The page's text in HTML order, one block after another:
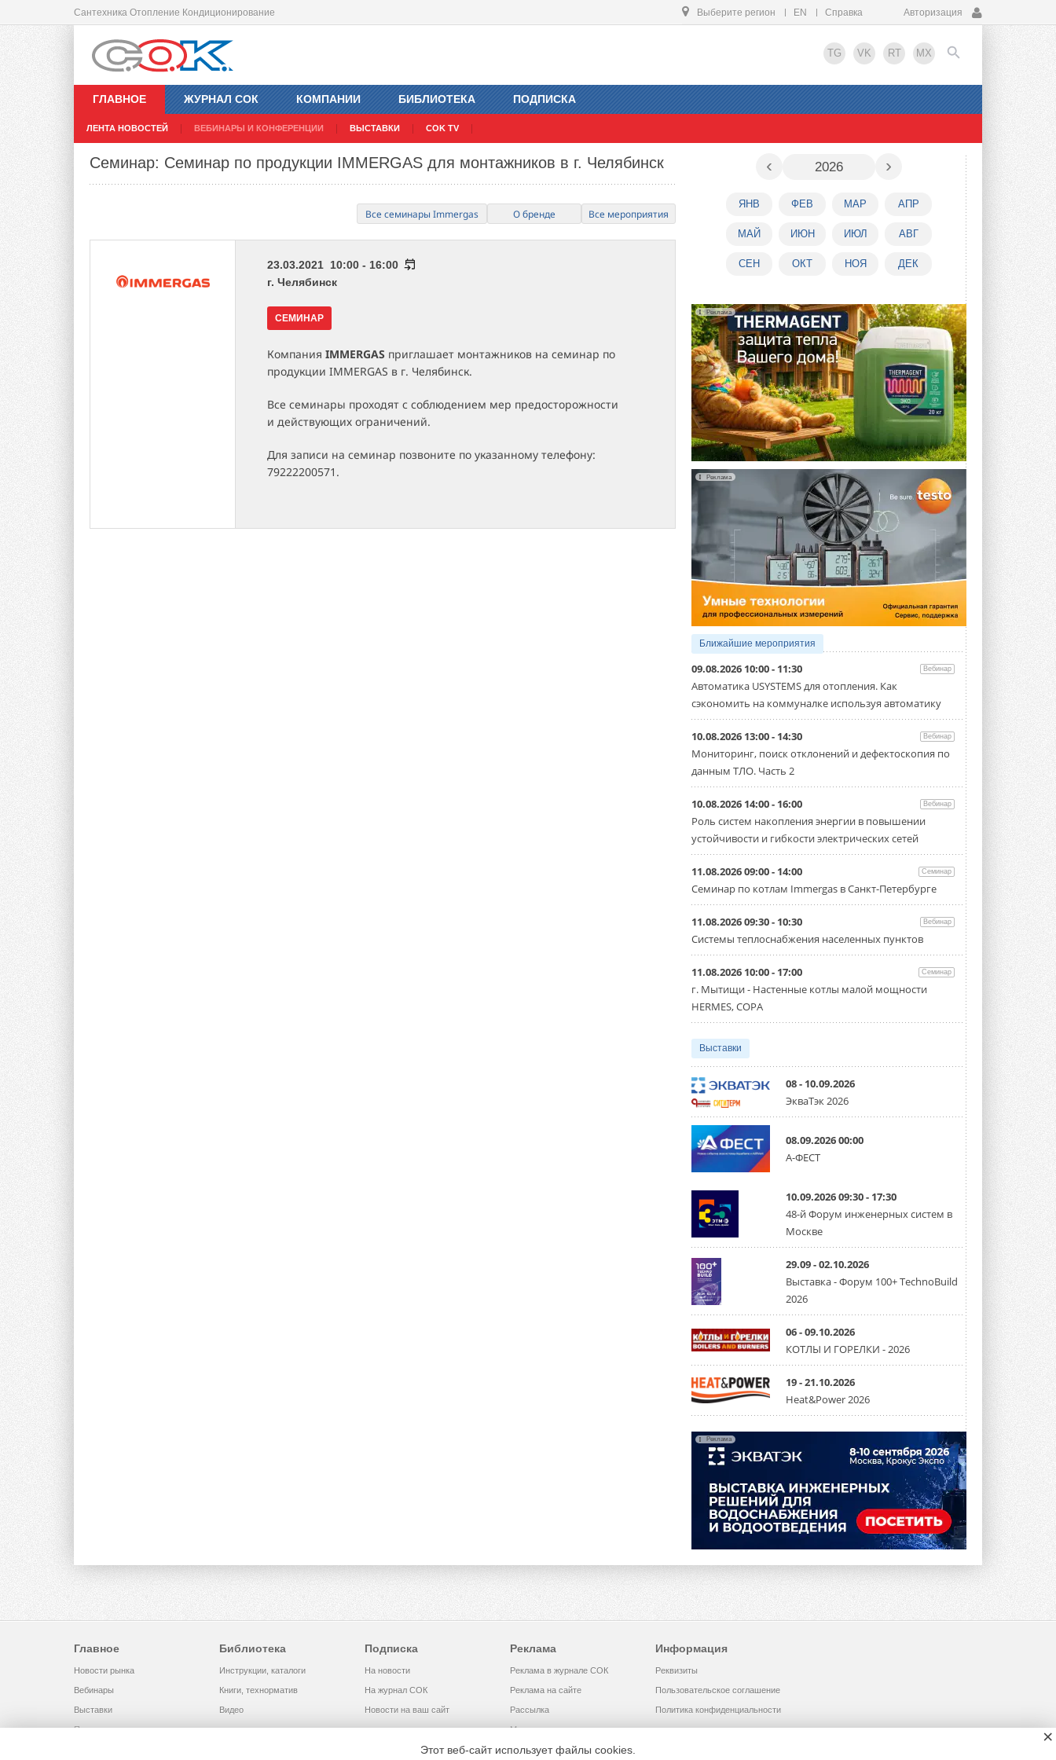
Сантехника Отопление Кондиционирование Выберите регион EN Справка Авторизация
TG VK RT MX
ГЛАВНОЕ
ЛЕНТА НОВОСТЕЙ ВЕБИНАРЫ И КОНФЕРЕНЦИИ ВЫСТАВКИ COK TV
ЖУРНАЛ СОК КОМПАНИИ БИБЛИОТЕКА ПОДПИСКА
EN
Семинар: Семинар по продукции IMMERGAS для монтажников в г. Челябинск
Все семинары Immergas О бренде Все мероприятия
23.03.2021 10:00 - 16:00
г. Челябинск
СЕМИНАР
Компания IMMERGAS приглашает монтажников на семинар по
продукции IMMERGAS в г. Челябинск.
Все семинары проходят с соблюдением мер предосторожности
и действующих ограничений.
Для записи на семинар позвоните по указанному телефону:
79222200571.
‹ 2026 ›
ЯНВ ФЕВ МАР АПР
МАЙ ИЮН ИЮЛ АВГ
СЕН ОКТ НОЯ ДЕК
Реклама
Реклама
Ближайшие мероприятия
09.08.2026 10:00 - 11:30 Вебинар
Автоматика USYSTEMS для отопления. Как
сэкономить на коммуналке используя автоматику
10.08.2026 13:00 - 14:30 Вебинар
Мониторинг, поиск отклонений и дефектоскопия по
данным ТЛО. Часть 2
10.08.2026 14:00 - 16:00 Вебинар
Роль систем накопления энергии в повышении
устойчивости и гибкости электрических сетей
11.08.2026 09:00 - 14:00 Семинар
Семинар по котлам Immergas в Санкт-Петербурге
11.08.2026 09:30 - 10:30 Вебинар
Системы теплоснабжения населенных пунктов
11.08.2026 10:00 - 17:00 Семинар
г. Мытищи - Настенные котлы малой мощности
HERMES, COPA
Выставки
08 - 10.09.2026
ЭкваТэк 2026
08.09.2026 00:00
А-ФЕСТ
10.09.2026 09:30 - 17:30
48-й Форум инженерных систем в
Москве
29.09 - 02.10.2026
Выставка - Форум 100+ TechnoBuild
2026
06 - 09.10.2026
КОТЛЫ И ГОРЕЛКИ - 2026
19 - 21.10.2026
Heat&Power 2026
Реклама
Главное
Новости рынка
Вебинары
Выставки
Помощь
Библиотека
Инструкции, каталоги
Книги, технорматив
Видео
Подписка
На новости
На журнал СОК
Новости на ваш сайт
Реклама
Реклама в журнале СОК
Реклама на сайте
Рассылка
Медиакит
Информация
Реквизиты
Пользовательское соглашение
Политика конфиденциальности
Этот веб-сайт использует файлы cookies.
×